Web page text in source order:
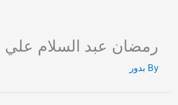
رمضان عبد السلام علي
By بدور